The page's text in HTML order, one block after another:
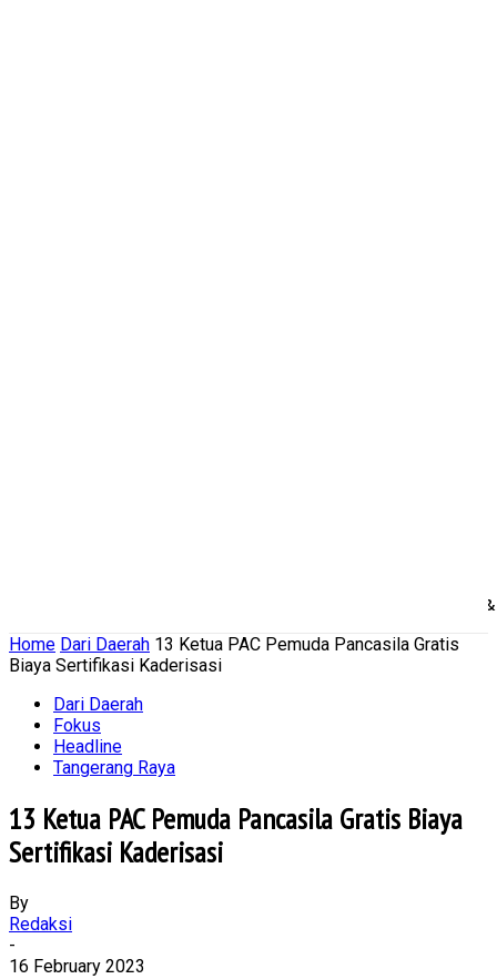
Politik
Home Dari Daerah 13 Ketua PAC Pemuda Pancasila Gratis
Biaya Sertifikasi Kaderisasi
Dari Daerah
Fokus
Headline
Tangerang Raya
13 Ketua PAC Pemuda Pancasila Gratis Biaya
Sertifikasi Kaderisasi
By
Redaksi
-
16 February 2023